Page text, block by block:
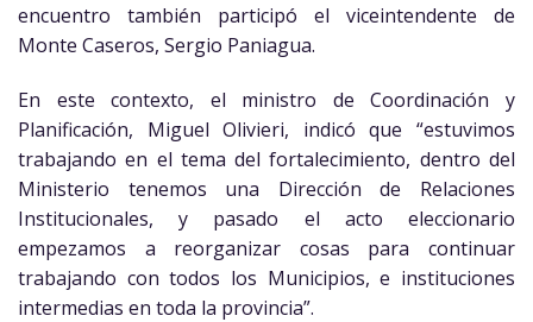
encuentro también participó el viceintendente de
Monte Caseros, Sergio Paniagua.
En este contexto, el ministro de Coordinación y
Planificación, Miguel Olivieri, indicó que “estuvimos
trabajando en el tema del fortalecimiento, dentro del
Ministerio tenemos una Dirección de Relaciones
Institucionales, y pasado el acto eleccionario
empezamos a reorganizar cosas para continuar
trabajando con todos los Municipios, e instituciones
intermedias en toda la provincia”.